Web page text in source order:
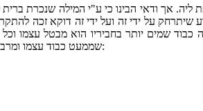
אך ודאי הבינו כי ע"י המילה שנכרת ברית
על ידי זה ועל ידי זה דוקא זכה להתקרב
שמים יותר בחביריו הוא מבטל עצמו וכל
שממעט כבוד עצמו ומרבה כבוד שמים כבוד שמים מתרבה וכבודו מתרבה והוא כנ"ל: